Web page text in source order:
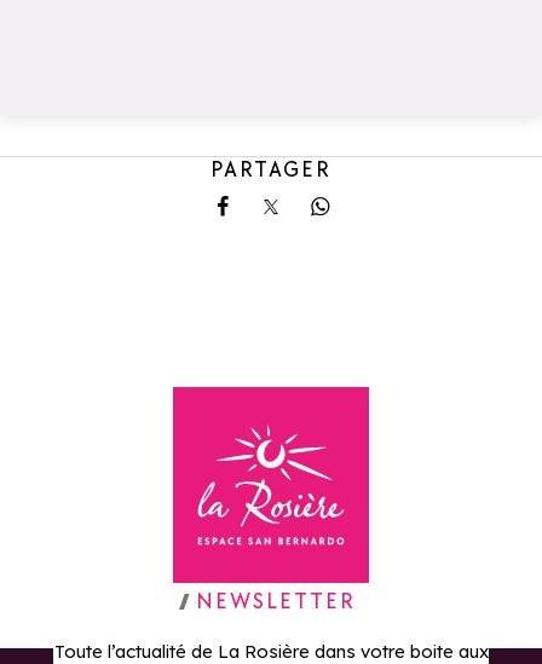
PARTAGER
Partager sur Facebook
Partager sur X
Partager sur
Retour à la page d'accueil
NEWSLETTER
Toute l’actualité de La Rosière dans votre boite aux